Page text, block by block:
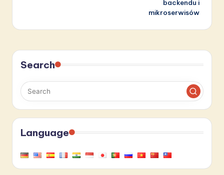
backendu i
mikroserwisów
Search
Language